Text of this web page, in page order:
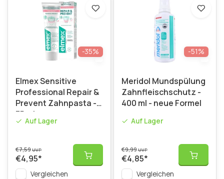
-35%
Elmex Sensitive
Professional Repair &
Prevent Zahnpasta -
75 ml
Auf Lager
€7,59UVP
€4,95*
Vergleichen
-51%
Meridol Mundspülung
Zahnfleischschutz -
400 ml - neue Formel
Auf Lager
€9,99UVP
€4,85*
Vergleichen